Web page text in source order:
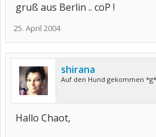
gruß aus Berlin .. coP !
25. April 2004
shirana
Auf den Hund gekommen *g*
Hallo Chaot,